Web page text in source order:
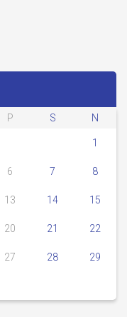
P S N
1
6 7 8
13 14 15
20 21 22
27 28 29